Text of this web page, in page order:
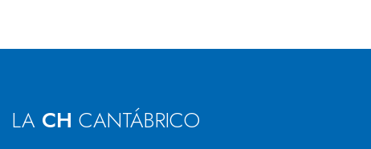
LA CH CANTÁBRICO